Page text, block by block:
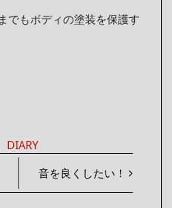
でもボディの塗装を保護す
DIARY
ション音を良くしたい！